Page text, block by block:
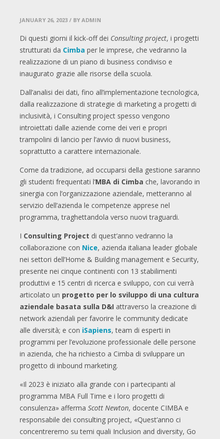
JANUARY 26, 2023 / BY ADMIN
Di questi giorni il kick-off dei Consulting project, i progetti
strutturati da Cimba per le imprese, che vedranno la
realizzazione di un piano di business condiviso e
inaugurato grazie alle risorse della scuola.
Dall’analisi dei dati, fino all’implementazione tecnologica,
dalla realizzazione di strategie di marketing a progetti di
inclusività, i Consulting project spesso vengono
introiettati dalle aziende come dei veri e propri
trampolini di lancio per l’avvio di nuovi business,
soprattutto a carattere internazionale.
Come da tradizione, ad occuparsi della gestione saranno
gli studenti frequentati l’MBA di Cimba che, lavorando in
sinergia con l’organizzazione aziendale, metteranno al
servizio dell’azienda le competenze apprese nel
programma, traghettandola verso nuovi traguardi.
I Consulting Project di quest’anno vedranno la
collaborazione con Nice, azienda italiana leader globale
nei settori dell’Home & Building management e Security,
presente nei cinque continenti con 13 stabilimenti
produttivi e 15 centri di ricerca e sviluppo, con cui verrà
articolato un progetto per lo sviluppo di una cultura
aziendale basata sulla D&I attraverso la creazione di
network aziendali per favorire le community dedicate
alle diversità; e con iSapiens, team di esperti in
programmi per l’evoluzione professionale delle persone
in azienda, che ha richiesto a Cimba di sviluppare un
progetto di inbound marketing.
«Il 2023 è iniziato alla grande con i partecipanti al
programma MBA Full Time e i loro progetti di
consulenza» afferma Scott Newton, docente CIMBA e
responsabile dei consulting project, «Quest’anno ci
concentreremo su temi quali Inclusion and diversity, Go